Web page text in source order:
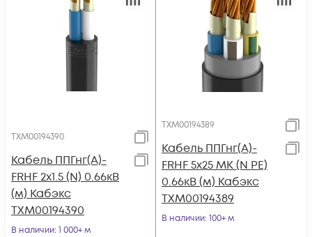
ТХМ00194390
Кабель ППГнг(А)-
FRHF 2х1.5 (N) 0.66кВ
(м) Кабэкс
ТХМ00194390
В наличии: 1 000+ м
ТХМ00194389
Кабель ППГнг(А)-
FRHF 5х25 МК (N PE)
0.66кВ (м) Кабэкс
ТХМ00194389
В наличии: 100+ м